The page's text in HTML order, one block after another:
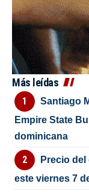
Más leídas
Santiago
Empire State
dominicana
Precio
este viernes 7